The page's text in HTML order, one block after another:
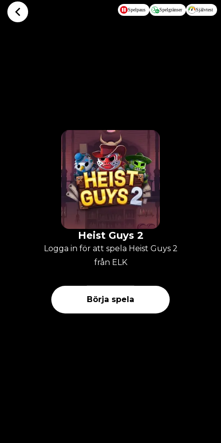
Hoppa till huvudinnehållet Spelpaus Spelgränser Självtest
Heist Guys 2
Logga in för att spela Heist Guys 2
från ELK
Börja spela